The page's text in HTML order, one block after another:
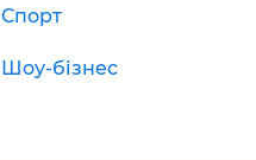
Спорт
Шоу-бізнес